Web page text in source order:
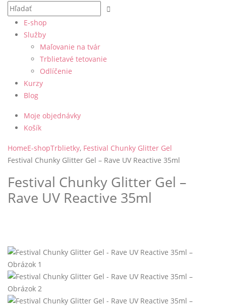
E-shop
Služby
Maľovanie na tvár
Trblietavé tetovanie
Odlíčenie
Kurzy
Blog
Moje objednávky
Košík
HomeE-shopTrblietky, Festival Chunky Glitter Gel
Festival Chunky Glitter Gel – Rave UV Reactive 35ml
Festival Chunky Glitter Gel –
Rave UV Reactive 35ml